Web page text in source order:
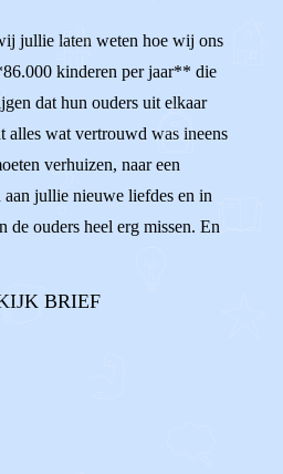
ONAARDIG
NEGEREN
jullie laten weten hoe wij ons
kinderen per jaar** die
dat hun ouders uit elkaar
alles wat vertrouwd was ineens
verhuizen, naar een
aan jullie nieuwe liefdes en in
de ouders heel erg missen. En
BRIEF